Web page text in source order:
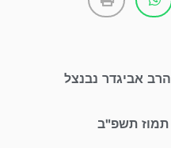
אביגדר נבנצל
תמוז תשפ"ב